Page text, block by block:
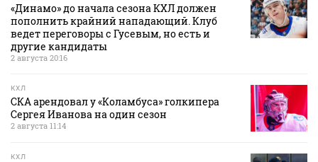
«Динамо» до начала сезона КХЛ должен
пополнить крайний нападающий. Клуб
ведет переговоры с Гусевым, но есть и
другие кандидаты
2 августа 20:16
КХЛ
СКА арендовал у «Коламбуса» голкипера
Сергея Иванова на один сезон
2 августа 11:14
КХЛ